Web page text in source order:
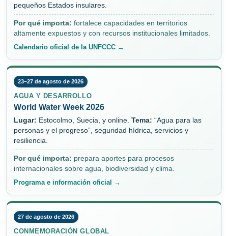
pequeños Estados insulares.
Por qué importa: fortalece capacidades en territorios
altamente expuestos y con recursos institucionales limitados.
Calendario oficial de la UNFCCC →
23–27 de agosto de 2026
AGUA Y DESARROLLO
World Water Week 2026
Lugar: Estocolmo, Suecia, y online. Tema: “Agua para las
personas y el progreso”, seguridad hídrica, servicios y
resiliencia.
Por qué importa: prepara aportes para procesos
internacionales sobre agua, biodiversidad y clima.
Programa e información oficial →
27 de agosto de 2026
CONMEMORACIÓN GLOBAL